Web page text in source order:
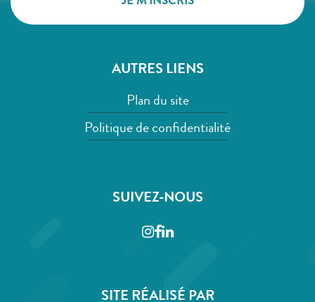
AUTRES LIENS
Plan du site
Politique de confidentialité
SUIVEZ-NOUS
Instagram
Facebook
LinkedIn
SITE RÉALISÉ PAR